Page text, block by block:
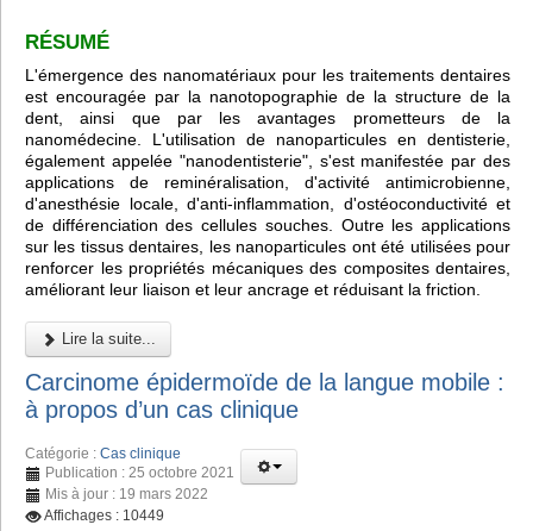
RÉSUMÉ
L'émergence des nanomatériaux pour les traitements dentaires
est encouragée par la nanotopographie de la structure de la
dent, ainsi que par les avantages prometteurs de la
nanomédecine. L'utilisation de nanoparticules en dentisterie,
également appelée "nanodentisterie", s'est manifestée par des
applications de reminéralisation, d'activité antimicrobienne,
d'anesthésie locale, d'anti-inflammation, d'ostéoconductivité et
de différenciation des cellules souches. Outre les applications
sur les tissus dentaires, les nanoparticules ont été utilisées pour
renforcer les propriétés mécaniques des composites dentaires,
améliorant leur liaison et leur ancrage et réduisant la friction.
Lire la suite...
Carcinome épidermoïde de la langue mobile :
à propos d’un cas clinique
Catégorie : Cas clinique
Publication : 25 octobre 2021
Mis à jour : 19 mars 2022
Affichages : 10449